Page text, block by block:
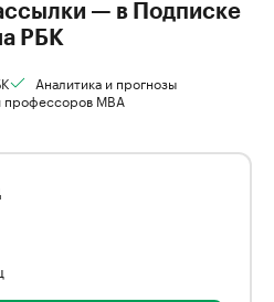
— в Подписке
РБК
Аналитика и прогнозы
профессоров MBA